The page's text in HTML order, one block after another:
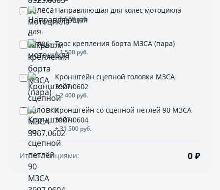
Направляющая для колес мотоцикла
+ 5 500 руб.
Трос крепления борта МЗСА (пара)
+ 1 500 руб.
Кронштейн сцепной головки МЗСА
3907.0602
+ 2 400 руб.
Кронштейн со сцепной петлёй 90 МЗСА
3907.0604
+ 31 500 руб.
Итого с опциями: 0 ₽